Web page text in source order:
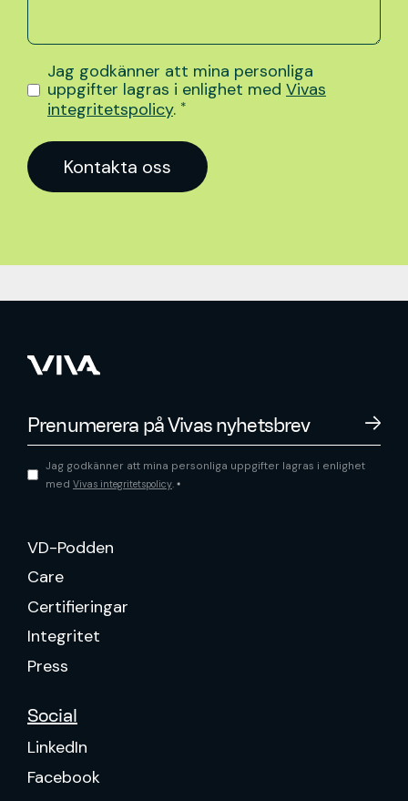
Jag godkänner att mina personliga
uppgifter lagras i enlighet med Vivas
integritetspolicy. *
Jag godkänner att mina personliga uppgifter lagras i enlighet
med Vivas integritetspolicy. *
VD-Podden
Care
Certifieringar
Integritet
Press
Social
LinkedIn
Facebook